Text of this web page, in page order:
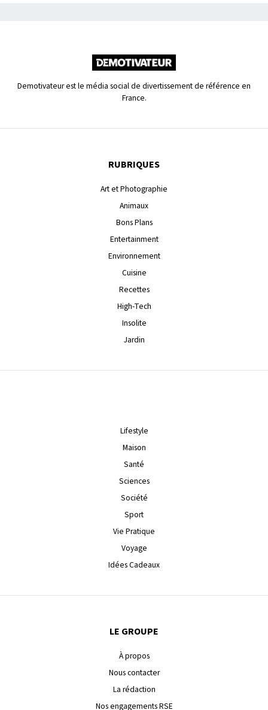
Demotivateur est le média social de divertissement de référence en
France.
RUBRIQUES
Art et Photographie
Animaux
Bons Plans
Entertainment
Environnement
Cuisine
Recettes
High-Tech
Insolite
Jardin
Lifestyle
Maison
Santé
Sciences
Société
Sport
Vie Pratique
Voyage
Idées Cadeaux
LE GROUPE
À propos
Nous contacter
La rédaction
Nos engagements RSE